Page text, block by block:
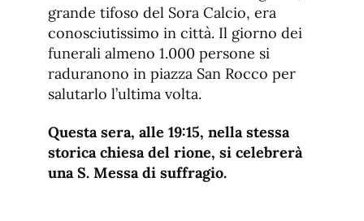
grande tifoso del Sora Calcio, era
conosciutissimo in città. Il giorno dei
funerali almeno 1.000 persone si
raduranono in piazza San Rocco per
salutarlo l’ultima volta.
Questa sera, alle 19:15, nella stessa
storica chiesa del rione, si celebrerà
una S. Messa di suffragio.